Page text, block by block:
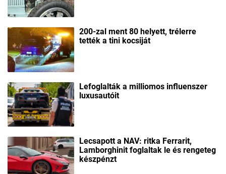
200-zal ment 80 helyett, trélerre
tették a tini kocsiját
Lefoglalták a milliomos influenszer
luxusautóit
Lecsapott a NAV: ritka Ferrarit,
Lamborghinit foglaltak le és rengeteg
készpénzt